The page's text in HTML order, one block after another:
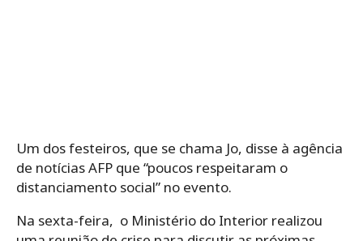
Um dos festeiros, que se chama Jo, disse à agência
de notícias AFP que “poucos respeitaram o
distanciamento social” no evento.
Na sexta-feira, o Ministério do Interior realizou